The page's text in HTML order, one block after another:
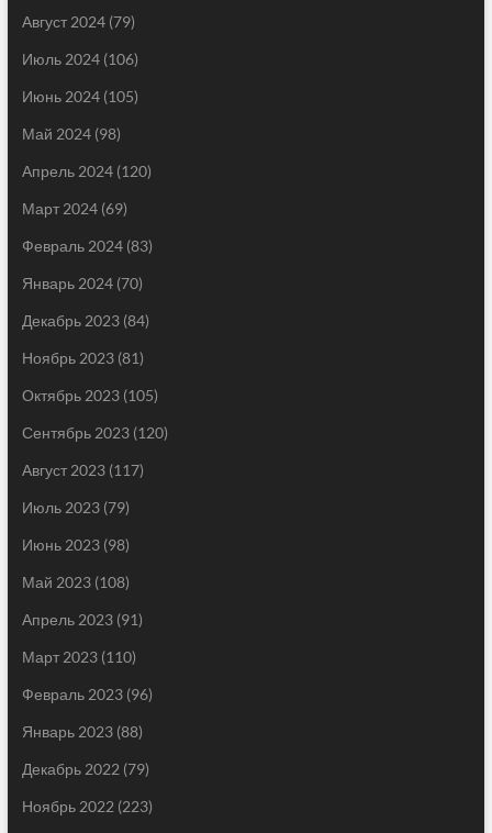
Август 2024(79)
Июль 2024(106)
Июнь 2024(105)
Май 2024(98)
Апрель 2024(120)
Март 2024(69)
Февраль 2024(83)
Январь 2024(70)
Декабрь 2023(84)
Ноябрь 2023(81)
Октябрь 2023(105)
Сентябрь 2023(120)
Август 2023(117)
Июль 2023(79)
Июнь 2023(98)
Май 2023(108)
Апрель 2023(91)
Март 2023(110)
Февраль 2023(96)
Январь 2023(88)
Декабрь 2022 (79)
Ноябрь 2022 (223)